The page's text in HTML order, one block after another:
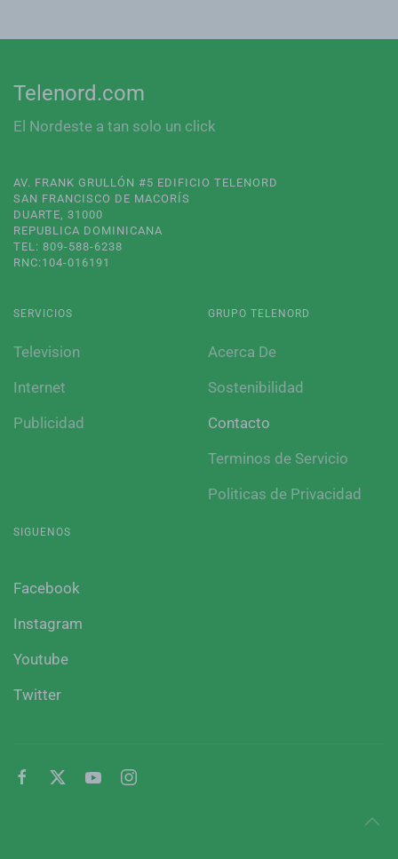
Telenord.com
El Nordeste a tan solo un click
AV. FRANK GRULLÓN #5 EDIFICIO TELENORD
SAN FRANCISCO DE MACORÍS
DUARTE, 31000
REPUBLICA DOMINICANA
TEL: 809-588-6238
RNC:104-016191
SERVICIOS
Television
Internet
Publicidad
GRUPO TELENORD
Acerca De
Sostenibilidad
Contacto
Terminos de Servicio
Politicas de Privacidad
SIGUENOS
Facebook
Instagram
Youtube
Twitter